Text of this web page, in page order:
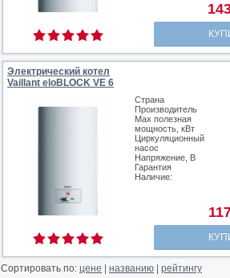
Электрический котел
Vaillant eloBLOCK VE 6
Страна
Производитель
Max полезная
мощность, кВт
Циркуляционный
насос
Напряжение, В
Гарантия
Наличие:
Сортировать по: цене названию рейтингу